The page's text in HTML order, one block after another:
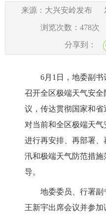
来源：大兴安岭发布
浏览次数： 478次
分享到：
6月1日，地委副
召开全区极端天气安
议， 传达贯彻国家和省
对当前和全区极端天
进行再安排、再部署、
汛和极端天气防范措
导。
地委委员、行署
王新宇出席会议并参加